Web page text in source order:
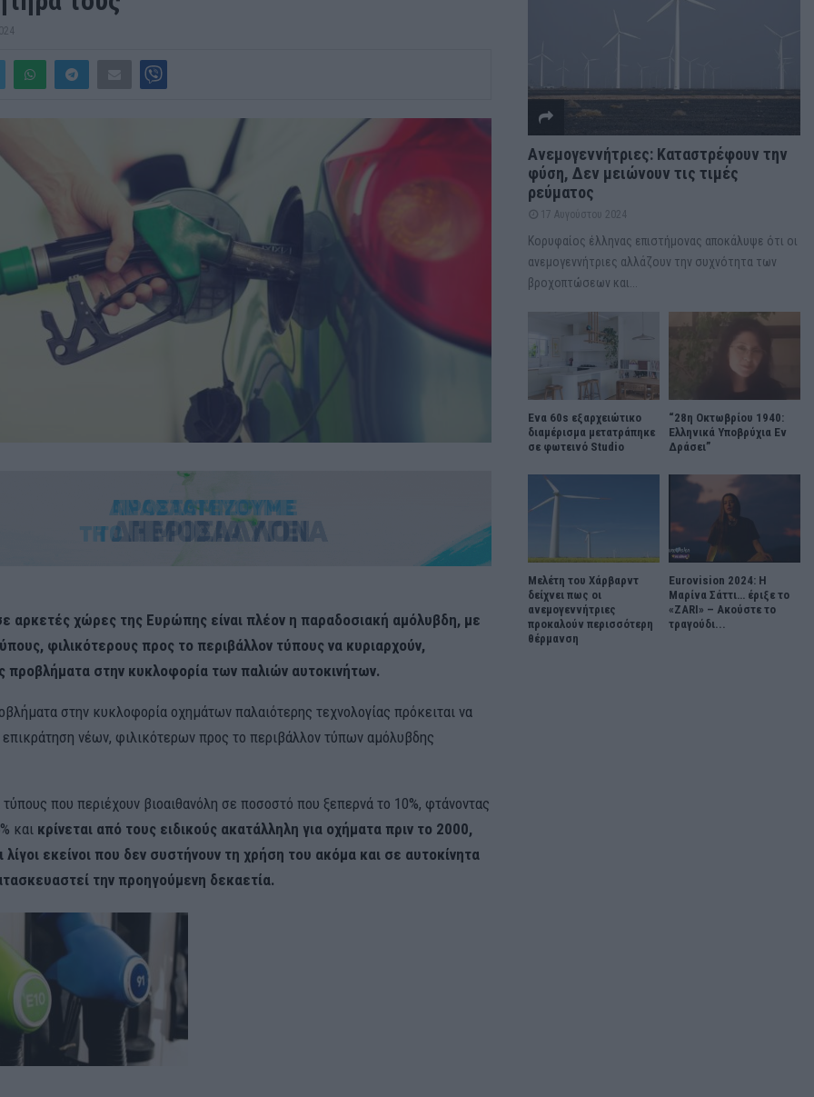
αρκετές χώρες της Ευρώπης είναι πλέον η παραδοσιακή αμόλυβδη, με
φιλικότερους προς το περιβάλλον τύπους να κυριαρχούν,
προβλήματα στην κυκλοφορία των παλιών αυτοκινήτων.
στην κυκλοφορία οχημάτων παλαιότερης τεχνολογίας πρόκειται να
νέων, φιλικότερων προς το περιβάλλον τύπων αμόλυβδης
τύπους που περιέχουν βιοαιθανόλη σε ποσοστό που ξεπερνά το 10%, φτάνοντας
και κρίνεται από τους ειδικούς ακατάλληλη για οχήματα πριν το 2000,
λίγοι εκείνοι που δεν συστήνουν τη χρήση του ακόμα και σε αυτοκίνητα
την προηγούμενη δεκαετία.
Ανεμογεννήτριες: Καταστρέφουν την
φύση, Δεν μειώνουν τις τιμές
ρεύματος
17 Αυγούστου 2024
Κορυφαίος έλληνας επιστήμονας αποκάλυψε ότι οι
ανεμογεννήτριες αλλάζουν την συχνότητα των
βροχοπτώσεων και...
Ένα 60s εξαρχειώτικο
διαμέρισμα μετατράπηκε
σε φωτεινό Studio
“28η Οκτωβρίου 1940:
Ελληνικά Υποβρύχια Εν
Δράσει”
Μελέτη του Χάρβαρντ
δείχνει πως οι
ανεμογεννήτριες
προκαλούν περισσότερη
θέρμανση
Eurovision 2024: Η
Μαρίνα Σάττι… έριξε το
«ZARI» – Ακούστε το
τραγούδι...